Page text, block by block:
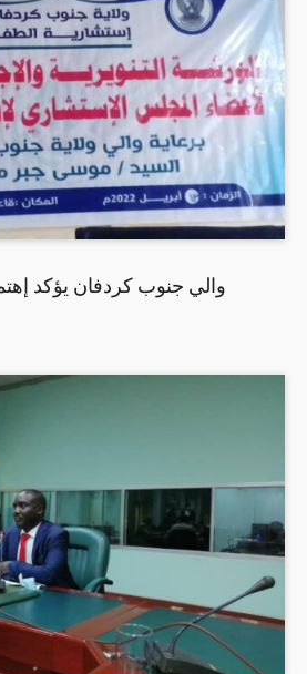
والي جنوب كردفان يؤكد